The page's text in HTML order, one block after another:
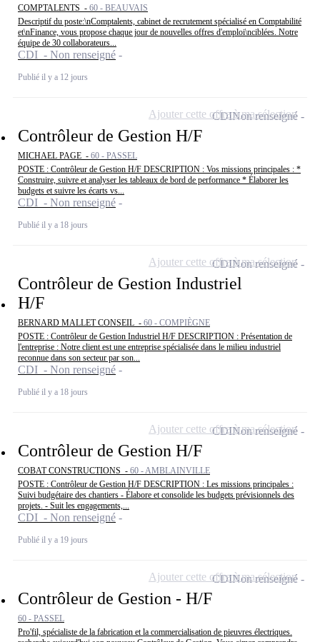
COMPTALENTS - 60 - BEAUVAIS
Descriptif du poste:\nComptalents, cabinet de recrutement spécialisé en Comptabilité
et\nFinance, vous propose chaque jour de nouvelles offres d'emploi\nciblées. Notre
équipe de 30 collaborateurs...
CDI - Non renseigné
Publié il y a 12 jours
Contrôleur de Gestion H/F
MICHAEL PAGE - 60 - PASSEL
POSTE : Contrôleur de Gestion H/F DESCRIPTION : Vos missions principales : *
Construire, suivre et analyser les tableaux de bord de performance * Élaborer les
budgets et suivre les écarts vs...
CDI - Non renseigné
Publié il y a 18 jours
CDINon renseigné
Ajouter cette offre à ma sélection
Contrôleur de Gestion Industriel
H/F
BERNARD MALLET CONSEIL - 60 - COMPIÈGNE
POSTE : Contrôleur de Gestion Industriel H/F DESCRIPTION : Présentation de
l'entreprise : Notre client est une entreprise spécialisée dans le milieu industriel
reconnue dans son secteur par son...
CDI - Non renseigné
Publié il y a 18 jours
CDINon renseigné
Ajouter cette offre à ma sélection
Contrôleur de Gestion H/F
COBAT CONSTRUCTIONS - 60 - AMBLAINVILLE
POSTE : Contrôleur de Gestion H/F DESCRIPTION : Les missions principales :
Suivi budgétaire des chantiers - Élabore et consolide les budgets prévisionnels des
projets. - Suit les engagements,...
CDI - Non renseigné
Publié il y a 19 jours
CDINon renseigné
Ajouter cette offre à ma sélection
Contrôleur de Gestion - H/F
60 - PASSEL
Pro'fil, spécialiste de la fabrication et la commercialisation de pieuvres électriques.
CDINon renseigné
Ajouter cette offre à ma sélection